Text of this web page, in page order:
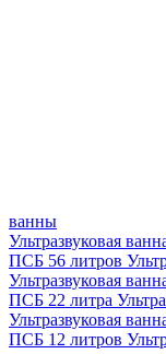
ванны
Ультразвуковая
ПСБ 56 литров
Ультразвуковая
ПСБ 22 литра
Ультразвуковая
ПСБ 12 литров